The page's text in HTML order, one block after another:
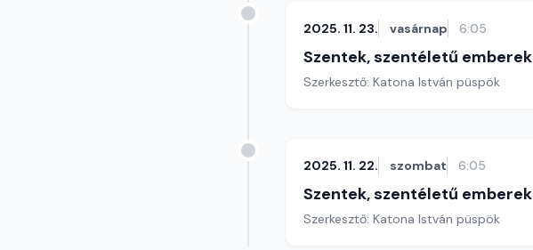
2025. 11. 23. vasárnap 6:05
Szentek, szentéletű emberek
Szerkesztő: Katona István püspök
2025. 11. 22. szombat 6:05
Szentek, szentéletű emberek
Szerkesztő: Katona István püspök